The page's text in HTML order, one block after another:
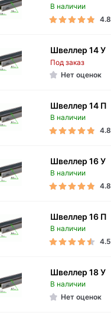
В наличии
4.8
Швеллер 14 У
Под заказ
Нет оценок
Швеллер 14 П
В наличии
4.8
Швеллер 16 У
В наличии
4.8
Швеллер 16 П
В наличии
4.5
Швеллер 18 У
В наличии
Нет оценок